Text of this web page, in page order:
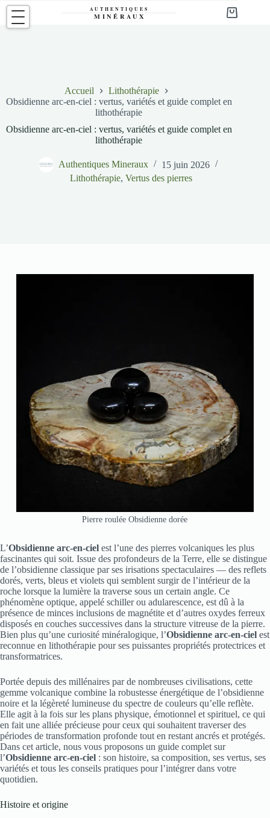
Passer
contenu
Panier
Accueil
Lithothérapie
Obsidienne arc-en-ciel : vertus, variétés et guide complet en
lithothérapie
Obsidienne arc-en-ciel : vertus, variétés et guide complet en
lithothérapie
Authentiques Mineraux
15 juin 2026
Lithothérapie, Vertus des pierres
Pierre roulée Obsidienne dorée
L’Obsidienne arc-en-ciel est l’une des pierres volcaniques les plus
fascinantes qui soit. Issue des profondeurs de la Terre, elle se distingue
de l’obsidienne classique par ses irisations spectaculaires — des reflets
dorés, verts, bleus et violets qui semblent surgir de l’intérieur de la
roche lorsque la lumière la traverse sous un certain angle. Ce
phénomène optique, appelé schiller ou adularescence, est dû à la
présence de minces inclusions de magnétite et d’autres oxydes ferreux
disposés en couches successives dans la structure vitreuse de la pierre.
Bien plus qu’une curiosité minéralogique, l’Obsidienne arc-en-ciel est
reconnue en lithothérapie pour ses puissantes propriétés protectrices et
transformatrices.
Portée depuis des millénaires par de nombreuses civilisations, cette
gemme volcanique combine la robustesse énergétique de l’obsidienne
noire et la légèreté lumineuse du spectre de couleurs qu’elle reflète.
Elle agit à la fois sur les plans physique, émotionnel et spirituel, ce qui
en fait une alliée précieuse pour ceux qui souhaitent traverser des
périodes de transformation profonde tout en restant ancrés et protégés.
Dans cet article, nous vous proposons un guide complet sur
l’Obsidienne arc-en-ciel : son histoire, sa composition, ses vertus, ses
variétés et tous les conseils pratiques pour l’intégrer dans votre
quotidien.
Histoire et origine